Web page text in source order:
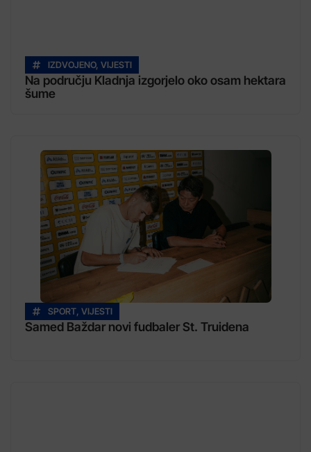
IZDVOJENO, VIJESTI
Na području Kladnja izgorjelo oko osam hektara
šume
SPORT VIJESTI
Samed Baždar novi fudbaler St. Truidena